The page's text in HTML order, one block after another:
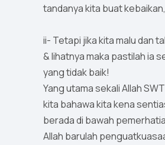
tandanya kita buat
ii- Tetapi jika kita malu dan
& lihatnya maka pastilah ia
yang tidak baik!
Yang utama sekali Allah
kita bahawa kita kena
berada di bawah
Allah barulah